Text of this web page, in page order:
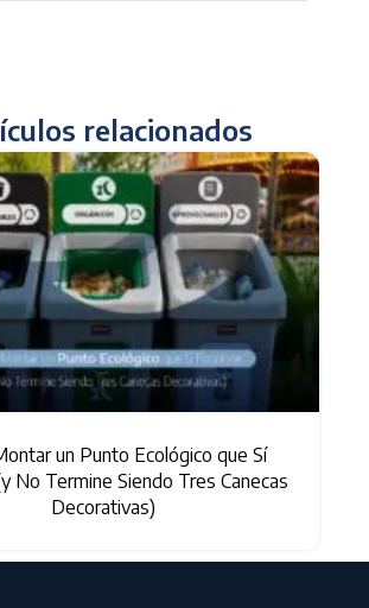
relacionados
un Punto Ecológico que Sí
No Termine Siendo Tres Canecas
Decorativas)